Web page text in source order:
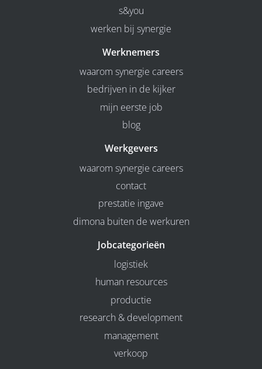
s&you
werken bij synergie
Werknemers
waarom synergie careers
bedrijven in de kijker
mijn eerste job
blog
Werkgevers
waarom synergie careers
contact
prestatie ingave
dimona buiten de werkuren
Jobcategorieën
logistiek
human resources
productie
research & development
management
verkoop